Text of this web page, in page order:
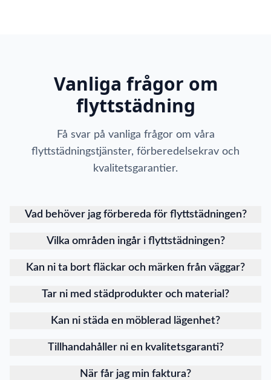
Vanliga frågor om
flyttstädning
Få svar på vanliga frågor om våra
flyttstädningstjänster, förberedelsekrav och
kvalitetsgarantier.
Vad behöver jag förbereda för flyttstädningen?
Vilka områden ingår i flyttstädningen?
Kan ni ta bort fläckar och märken från väggar?
Tar ni med städprodukter och material?
Kan ni städa en möblerad lägenhet?
Tillhandahåller ni en kvalitetsgaranti?
När får jag min faktura?